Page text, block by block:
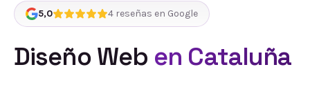
5,0 4 reseñas en Google
Diseño Web en Cataluña